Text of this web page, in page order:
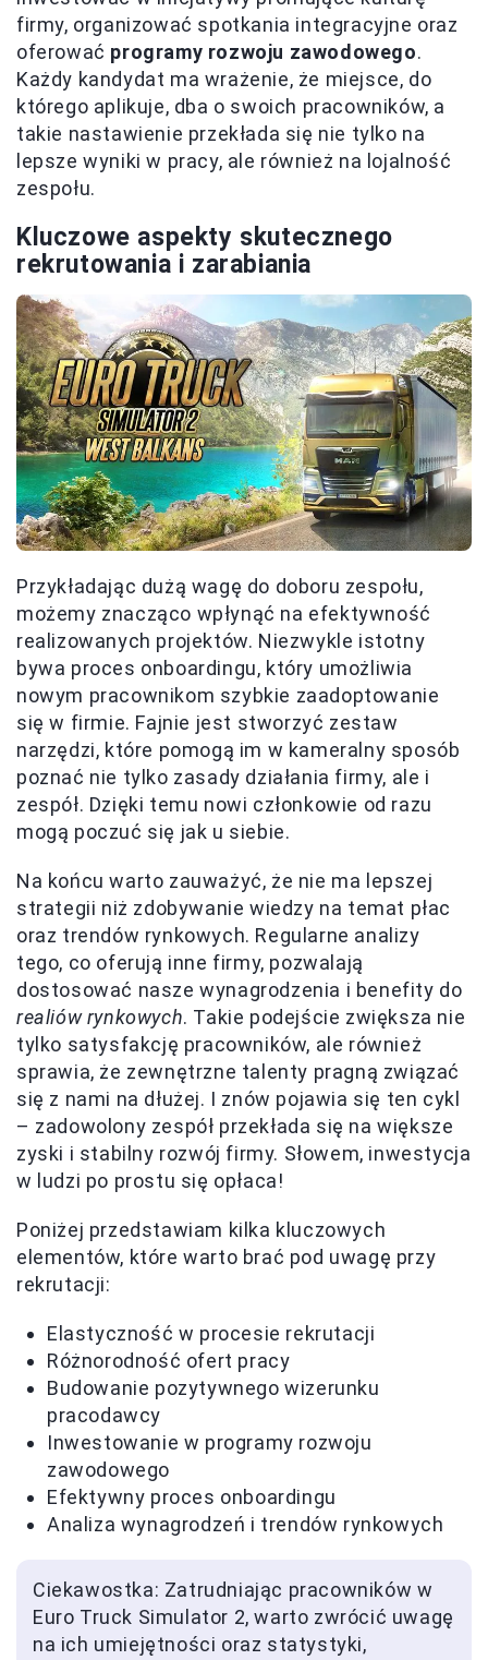
firmy, organizować spotkania integracyjne oraz
oferować programy rozwoju zawodowego.
Każdy kandydat ma wrażenie, że miejsce, do
którego aplikuje, dba o swoich pracowników, a
takie nastawienie przekłada się nie tylko na
lepsze wyniki w pracy, ale również na lojalność
zespołu.
Kluczowe aspekty skutecznego
rekrutowania i zarabiania
Przykładając dużą wagę do doboru zespołu,
możemy znacząco wpłynąć na efektywność
realizowanych projektów. Niezwykle istotny
bywa proces onboardingu, który umożliwia
nowym pracownikom szybkie zaadoptowanie
się w firmie. Fajnie jest stworzyć zestaw
narzędzi, które pomogą im w kameralny sposób
poznać nie tylko zasady działania firmy, ale i
zespół. Dzięki temu nowi członkowie od razu
mogą poczuć się jak u siebie.
Na końcu warto zauważyć, że nie ma lepszej
strategii niż zdobywanie wiedzy na temat płac
oraz trendów rynkowych. Regularne analizy
tego, co oferują inne firmy, pozwalają
dostosować nasze wynagrodzenia i benefity do
realiów rynkowych. Takie podejście zwiększa nie
tylko satysfakcję pracowników, ale również
sprawia, że zewnętrzne talenty pragną związać
się z nami na dłużej. I znów pojawia się ten cykl
– zadowolony zespół przekłada się na większe
zyski i stabilny rozwój firmy. Słowem, inwestycja
w ludzi po prostu się opłaca!
Poniżej przedstawiam kilka kluczowych
elementów, które warto brać pod uwagę przy
rekrutacji:
Elastyczność w procesie rekrutacji
Różnorodność ofert pracy
Budowanie pozytywnego wizerunku
pracodawcy
Inwestowanie w programy rozwoju
zawodowego
Efektywny proces onboardingu
Analiza wynagrodzeń i trendów rynkowych
Ciekawostka: Zatrudniając pracowników w
Euro Truck Simulator 2, warto zwrócić uwagę
na ich umiejętności oraz statystyki,